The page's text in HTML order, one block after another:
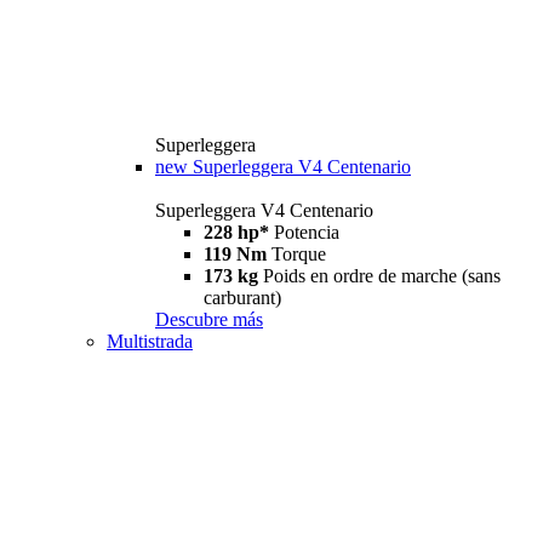
Superleggera
new Superleggera V4 Centenario
Superleggera V4 Centenario
228 hp* Potencia
119 Nm Torque
173 kg Poids en ordre de marche (sans
carburant)
Descubre más
Multistrada